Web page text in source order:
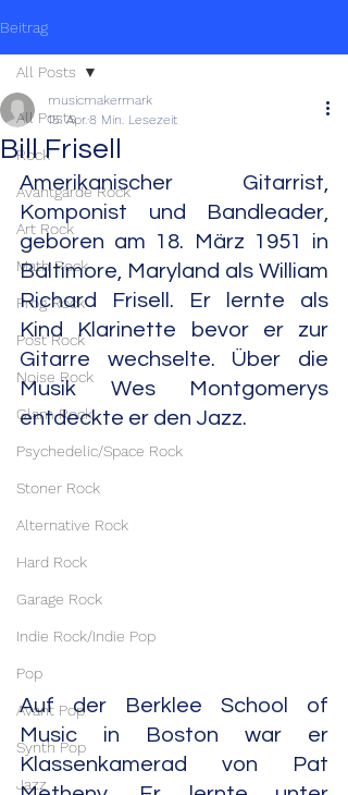
Beitrag
All Posts
Rock
Avantgarde Rock
Art Rock
Math Rock
Prog Rock
Post Rock
Noise Rock
Glam Rock
Psychedelic/Space Rock
Stoner Rock
Alternative Rock
Hard Rock
Garage Rock
Indie Rock/Indie Pop
Pop
Avant Pop
Synth Pop
Jazz
All Posts
Bill Frisell
musicmakermark
15. Apr.8 Min. Lesezeit
Amerikanischer Gitarrist,
Komponist und Bandleader,
geboren am 18. März 1951 in
Baltimore, Maryland als William
Richard Frisell. Er lernte als
Kind Klarinette bevor er zur
Gitarre wechselte. Über die
Musik Wes Montgomerys
entdeckte er den Jazz.
Auf der Berklee School of
Music in Boston war er
Klassenkamerad von Pat